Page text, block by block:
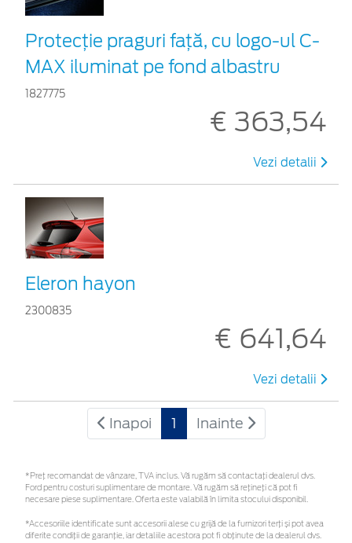
Protecţie praguri faţă, cu logo-ul C-
MAX iluminat pe fond albastru
1827775
€ 363,54
Vezi detalii
Eleron hayon
2300835
€ 641,64
Vezi detalii
Inapoi 1 Inainte
*Preţ recomandat de vânzare, TVA inclus. Vă rugăm să contactaţi dealerul dvs.
Ford pentru costuri suplimentare de montare. Vă rugăm să rețineți că pot fi
necesare piese suplimentare. Oferta este valabilă în limita stocului disponibil.
*Accesoriile identificate sunt accesorii alese cu grijă de la furnizori terți și pot avea
diferite condiții de garanție, iar detaliile acestora pot fi obținute de la dealerul dvs.